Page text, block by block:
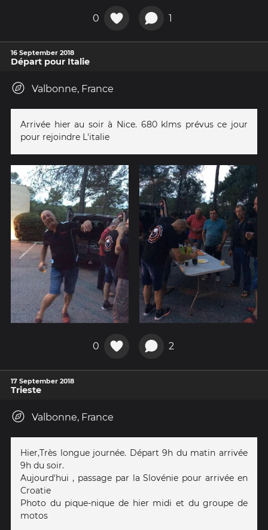
0 1
16 September 2018
Départ pour Italie
Valbonne, France
Arrivée hier au soir à Nice. 680 klms prévus ce jour
pour rejoindre L'italie
0 2
17 September 2018
Trieste
Valbonne, France
Hier,Très longue journée. Départ 9h du matin arrivée
9h du soir.
Aujourd'hui , passage par la Slovénie pour arrivée en
Croatie
Photo du pique-nique de hier midi et du groupe de
motos